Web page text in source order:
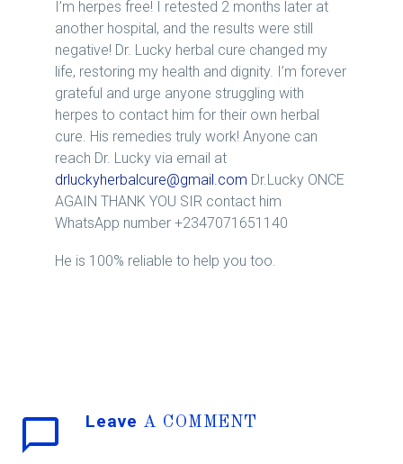
I’m herpes free! I retested 2 months later at
another hospital, and the results were still
negative! Dr. Lucky herbal cure changed my
life, restoring my health and dignity. I’m forever
grateful and urge anyone struggling with
herpes to contact him for their own herbal
cure. His remedies truly work! Anyone can
reach Dr. Lucky via email at
drluckyherbalcure@gmail.com Dr.Lucky ONCE
AGAIN THANK YOU SIR contact him
WhatsApp number +2347071651140
He is 100% reliable to help you too.
Leave A COMMENT